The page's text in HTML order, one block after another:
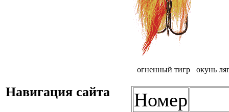
Навигация сайта
огненный тигр окунь
Номер